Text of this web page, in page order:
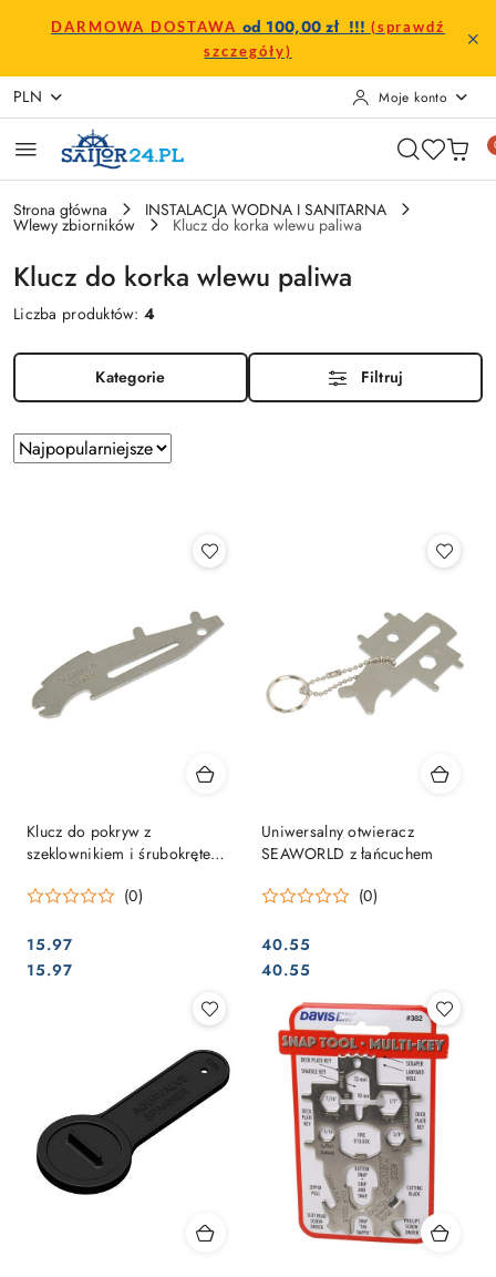
Przejdź do treści głównej
Przejdź do wyszukiwarki
Przejdź do moje konto
Przejdź do menu głównego
Przejdź do stopki
DARMOWA DOSTAWA od 100,00 zł !!! (sprawdź
szczegóły)
PLN Moje konto
Strona główna INSTALACJA WODNA I SANITARNA
Wlewy zbiorników Klucz do korka wlewu paliwa
Klucz do korka wlewu paliwa
Liczba produktów:4
Kategorie Filtruj
Zastosowano
sortowanie:
Sortuj
według
Klucz do pokryw z
szeklownikiem i śrubokrętem
(0)
Cena:
15.97
Cena:
15.97
Uniwersalny otwieracz
SEAWORLD z łańcuchem
(0)
Cena:
40.55
Cena:
40.55